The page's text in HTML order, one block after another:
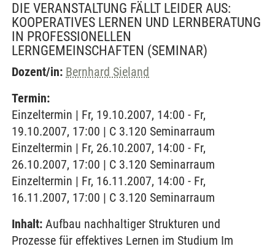
DIE VERANSTALTUNG FÄLLT LEIDER AUS:
KOOPERATIVES LERNEN UND LERNBERATUNG
IN PROFESSIONELLEN
LERNGEMEINSCHAFTEN (SEMINAR)
Dozent/in: Bernhard Sieland
Termin:
Einzeltermin | Fr, 19.10.2007, 14:00 - Fr,
19.10.2007, 17:00 | C 3.120 Seminarraum
Einzeltermin | Fr, 26.10.2007, 14:00 - Fr,
26.10.2007, 17:00 | C 3.120 Seminarraum
Einzeltermin | Fr, 16.11.2007, 14:00 - Fr,
16.11.2007, 17:00 | C 3.120 Seminarraum
Inhalt: Aufbau nachhaltiger Strukturen und
Prozesse für effektives Lernen im Studium Im